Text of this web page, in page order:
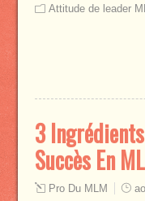
Attitude de leader
3
Succès En
Pro Du MLM